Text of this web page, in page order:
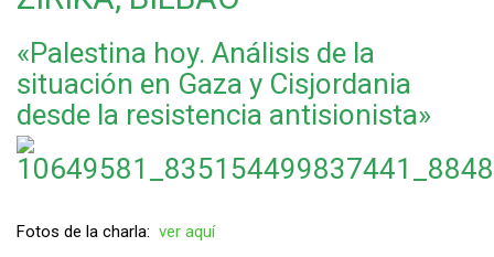
«Palestina hoy. Análisis de la
situación en Gaza y Cisjordania
desde la resistencia antisionista»
Fotos de la charla: ver aquí